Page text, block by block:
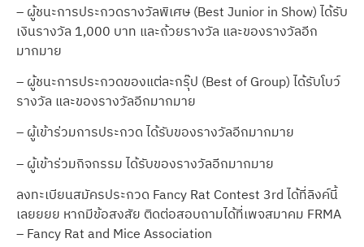
– ผู้ชนะการประกวดรางวัลพิเศษ (Best Junior in Show) ได้รับ
เงินรางวัล 1,000 บาท และถ้วยรางวัล และของรางวัลอีก
มากมาย
– ผู้ชนะการประกวดของแต่ละกรุ๊ป (Best of Group) ได้รับโบว์
รางวัล และของรางวัลอีกมากมาย
– ผู้เข้าร่วมการประกวด ได้รับของรางวัลอีกมากมาย
– ผู้เข้าร่วมกิจกรรม ได้รับของรางวัลอีกมากมาย
ลงทะเบียนสมัครประกวด Fancy Rat Contest 3rd ได้ที่ลิงค์นี้
เลยยยย หากมีข้อสงสัย ติดต่อสอบถามได้ที่เพจสมาคม FRMA
– Fancy Rat and Mice Association